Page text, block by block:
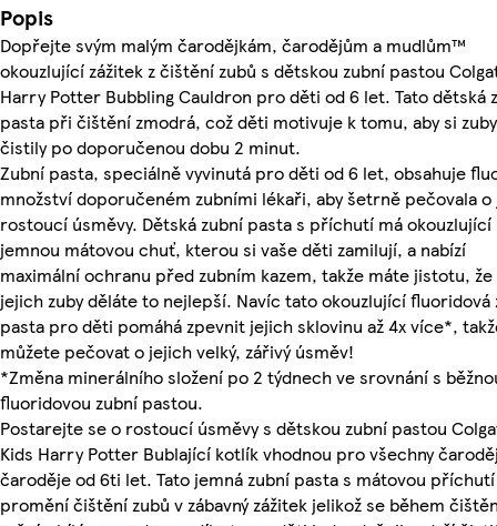
Popis
Dopřejte svým malým čarodějkám, čarodějům a mudlům™
okouzlující zážitek z čištění zubů s dětskou zubní pastou
Harry Potter Bubbling Cauldron pro děti od 6 let. Tato dětská
pasta při čištění zmodrá, což děti motivuje k tomu, aby si zuby
čistily po doporučenou dobu 2 minut.
Zubní pasta, speciálně vyvinutá pro děti od 6 let, obsahuje
množství doporučeném zubními lékaři, aby šetrně pečovala
rostoucí úsměvy. Dětská zubní pasta s příchutí má okouzlující
jemnou mátovou chuť, kterou si vaše děti zamilují, a nabízí
maximální ochranu před zubním kazem, takže máte jistotu,
jejich zuby děláte to nejlepší. Navíc tato okouzlující fluoridová
pasta pro děti pomáhá zpevnit jejich sklovinu až 4x více*,
můžete pečovat o jejich velký, zářivý úsměv!
*Změna minerálního složení po 2 týdnech ve srovnání s
fluoridovou zubní pastou.
Postarejte se o rostoucí úsměvy s dětskou zubní pastou
Kids Harry Potter Bublající kotlík vhodnou pro všechny
čaroděje od 6ti let. Tato jemná zubní pasta s mátovou příchutí
promění čištění zubů v zábavný zážitek jelikož se během